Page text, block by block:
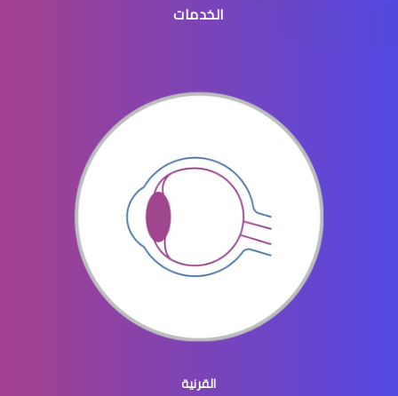
جراحه تجميل العيون
جراحة تجميل العينين
جراحة تجميل العيون والجفون
الخدمات
القرنية